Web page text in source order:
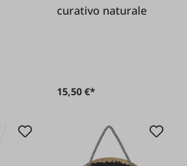
curativo naturale
15,50 €*